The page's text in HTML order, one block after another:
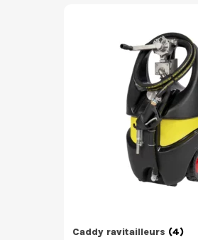
Caddy ravitailleurs (4)